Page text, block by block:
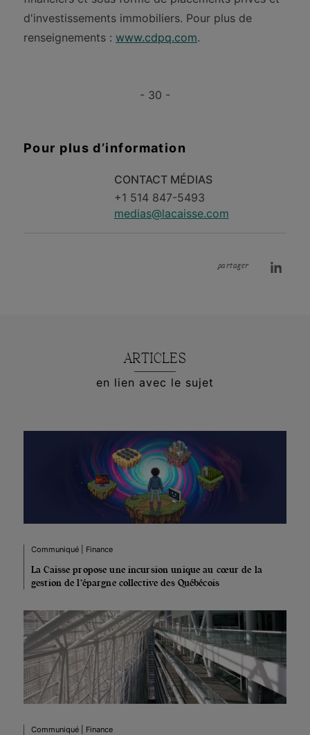
d'investissements immobiliers. Pour plus de
renseignements :www.cdpq.com.
- 30 -
Pour plus d’information
CONTACT MÉDIAS
+1 514 847-5493
medias@lacaisse.com
partager
ARTICLES
en lien avec le sujet
Communiqué | Finance
La Caisse propose une incursion unique au cœur de la
gestion de l’épargne collective des Québécois
Communiqué | Finance